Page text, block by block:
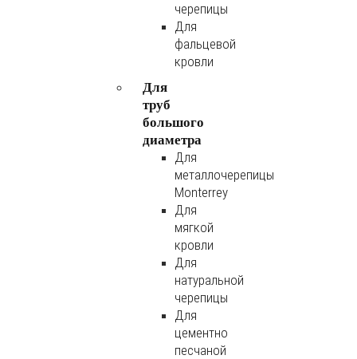
черепицы
Для
фальцевой
кровли
Для
труб
большого
диаметра
Для
металлочерепицы
Monterrey
Для
мягкой
кровли
Для
натуральной
черепицы
Для
цементно
песчаной